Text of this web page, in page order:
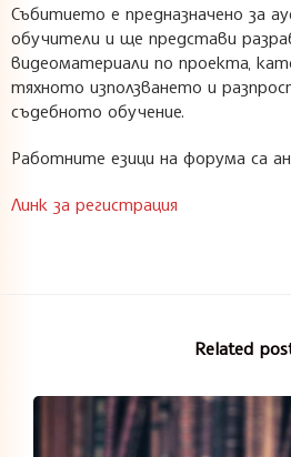
Събитието е предназначено за
обучители и ще представи
видеоматериали по проекта,
тяхното използването и
съдебното обучение.
Работните езици на форума са
Линк за регистрация
Related